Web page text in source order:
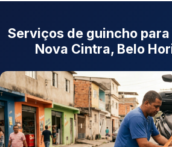
Serviços de guincho
Nova Cintra, Belo